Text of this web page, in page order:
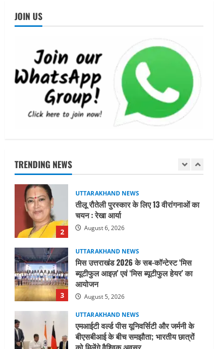
JOIN US
TRENDING NEWS
गतिविधियों के विस्तार पर हुई चर्चा
1
UTTARAKHAND NEWS
जिलाधिकारी/जिला निर्वाचन अधिकारी ने
सहसपुर विधानसभा क्षेत्र के पोलिंग बूथों का
निरीक्षण कर एसआईआर आपत्ति निस्तारण
शिविर की व्यवस्थाओं का लिया जायजा
August 6, 2026
2
3
मिस उत्तराखंड 2026 के सब-कॉन्टेस्ट ‘मिस
ब्यूटीफुल आइज़’ एवं ‘मिस ब्यूटीफुल हेयर’ का
आयोजन
August 5, 2026
4
UTTARAKHAND NEWS
एमआईटी वर्ल्ड पीस यूनिवर्सिटी और जर्मनी के
बीएसबीआई के बीच समझौता; भारतीय छात्रों
को मिलेंगे वैश्विक अवसर
August 5, 2026
STATES NEWS
महाराज की राजस्थान के मुख्यमंत्री से
शिष्टाचार भेंट पर्यटन और सांस्कृतिक